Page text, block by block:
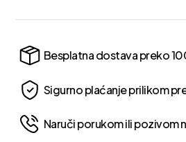
Besplatna dostava preko
Sigurno plaćanje prilikom
Naruči porukom ili pozivom